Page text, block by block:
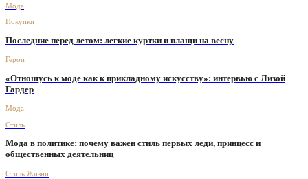
Мода
Покупки
Последние перед летом: легкие куртки и плащи на весну
Герои
«Отношусь к моде как к прикладному искусству»: интервью с Лизой
Гардер
Мода
Стиль
Мода в политике: почему важен стиль первых леди, принцесс и
общественных деятельниц
Стиль Жизни